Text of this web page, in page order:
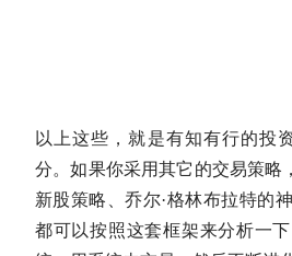
以上这些，就是有知有行的投
分。如果你采用其它的交易策略
新股策略、乔尔·格林布拉特的
都可以按照这套框架来分析一